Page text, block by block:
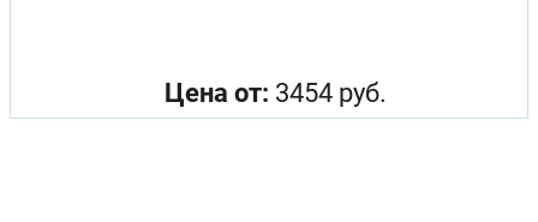
Цена от: 3454 руб.